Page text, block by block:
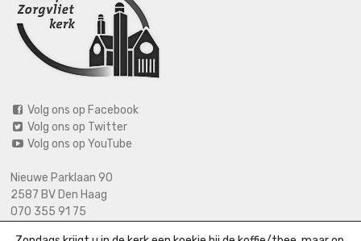
Volg ons op Facebook
Volg ons op Twitter
Volg ons op YouTube
Nieuwe Parklaan 90
2587 BV Den Haag
070 355 91 75
06 2125 2720 (bij calamiteiten)